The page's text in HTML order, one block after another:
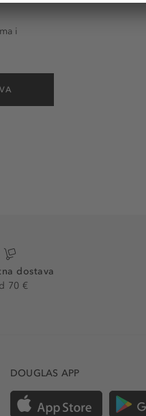
i
dostava
70 €
DOUGLAS APP